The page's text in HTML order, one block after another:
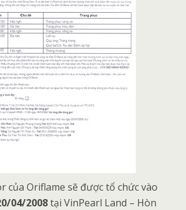
của Oriflame sẽ được tổ chức vào
04/2008tại VinPearl Land – Hòn